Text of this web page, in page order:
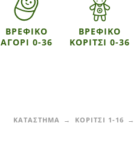
ΒΡΕΦΙΚΟ
ΑΓΟΡΙ 0-36
ΒΡΕΦΙΚΟ
ΚΟΡΙΤΣΙ 0-36
ΚΑΤΑΣΤΗΜΑ ΚΟΡΙΤΣΙ 1-16